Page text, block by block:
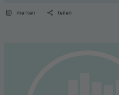
merken teilen